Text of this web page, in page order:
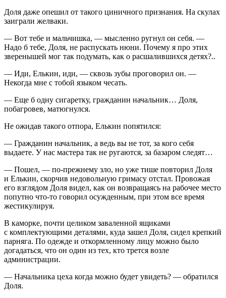
Доля даже опешил от такого циничного признания. На скулах
заиграли желваки.
— Вот тебе и мальчишка, — мысленно ругнул он себя. —
Надо б тебе, Доля, не распускать нюни. Почему я про этих
зверенышей мог так подумать, как о расшалившихся детях?..
— Иди, Елькин, иди, — сквозь зубы проговорил он. —
Некогда мне с тобой языком чесать.
— Еще б одну сигаретку, гражданин начальник… Доля,
побагровев, матюгнулся.
Не ожидав такого отпора, Елькин попятился:
— Гражданин начальник, а ведь вы не тот, за кого себя
выдаете. У нас мастера так не ругаются, за базаром следят…
— Пошел, — по-прежнему зло, но уже тише повторил Доля
и Елькин, скорчив недовольную гримасу отстал. Провожая
его взглядом Доля видел, как он возвращаясь на рабочее место
попутно что-то говорил осужденным, при этом все время
жестикулируя.
В каморке, почти целиком заваленной ящиками
с комплектующими деталями, куда зашел Доля, сидел крепкий
парняга. По одежде и откормленному лицу можно было
догадаться, что он один из тех, кто трется возле
администрации.
— Начальника цеха когда можно будет увидеть? — обратился
Доля.